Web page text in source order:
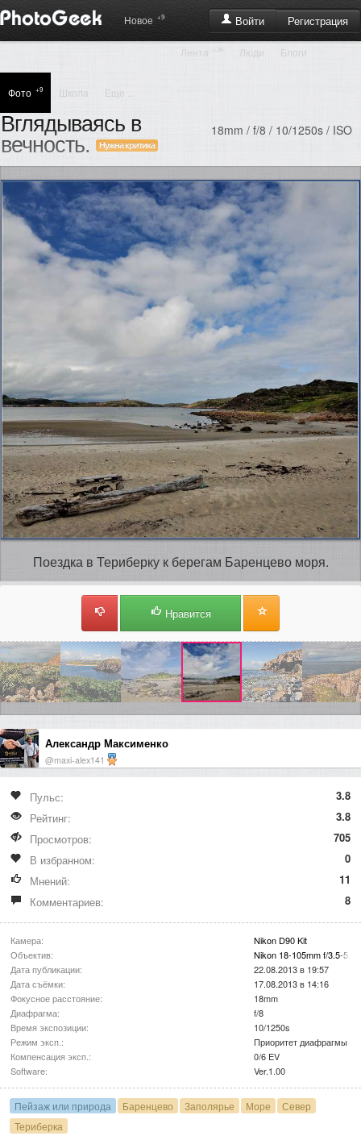
Войти Регистрация
Новое +9
Лента Люди Блоги
Фото +9 Школа Еще ...
Вглядываясь в
вечность.
Нужна критика
18mm / f/8 / 10/1250s / ISO
Поездка в Териберку к берегам Баренцево моря.
Нравится
Александр Максименко
@maxi-alex141
Пульс:
3.8
Рейтинг:
3.8
Просмотров:
705
В избранном:
0
Мнений:
11
Комментариев:
8
Камера:
Nikon D90 Kit
Объектив:
Nikon 18-105mm f/3.5-
Дата публикации:
22.08.2013 в 19:57
Дата съёмки:
17.08.2013 в 14:16
Фокусное расстояние:
18mm
Диафрагма:
f/8
Время экспозиции:
10/1250s
Режим эксп.:
Приоритет диафрагмы
Компенсация эксп.:
0/6 EV
Software:
Ver.1.00
Пейзаж или природа Баренцево Заполярье Море
Север
Териберка